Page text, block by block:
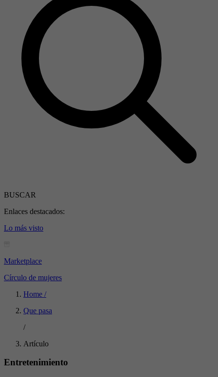
BUSCAR
Enlaces destacados:
Lo más visto
Marketplace
Círculo de mujeres
Home /
Que pasa
/
Artículo
Entretenimiento